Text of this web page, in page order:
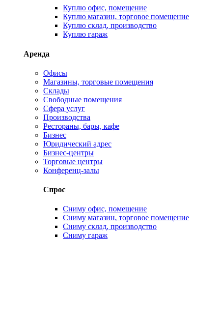
Куплю офис, помещение
Куплю магазин, торговое помещение
Куплю склад, производство
Куплю гараж
Аренда
Офисы
Магазины, торговые помещения
Склады
Свободные помещения
Сфера услуг
Производства
Рестораны, бары, кафе
Бизнес
Юридический адрес
Бизнес-центры
Торговые центры
Конференц-залы
Спрос
Сниму офис, помещение
Сниму магазин, торговое помещение
Сниму склад, производство
Сниму гараж